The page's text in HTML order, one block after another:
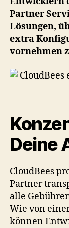
Partner
Lösungen,
extra
vornehmen
Deine
CloudBees
Partner
alle
Wie von
können